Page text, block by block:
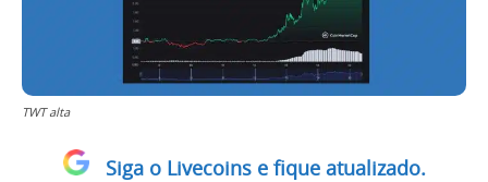
TWT alta
Siga o Livecoins e fique atualizado.